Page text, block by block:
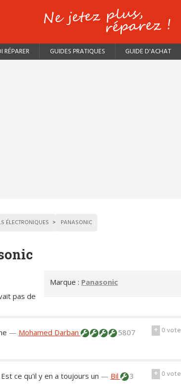
RÉPARER GUIDES PRATIQUES GUIDE D'ACHAT
ÉLECTRONIQUES PANASONIC
Marque : Panasonic
pas de
+ 0vote
— Mohamed Darban
5807
+ 0vote
ce qu'il y en a toujours un — Bil
3